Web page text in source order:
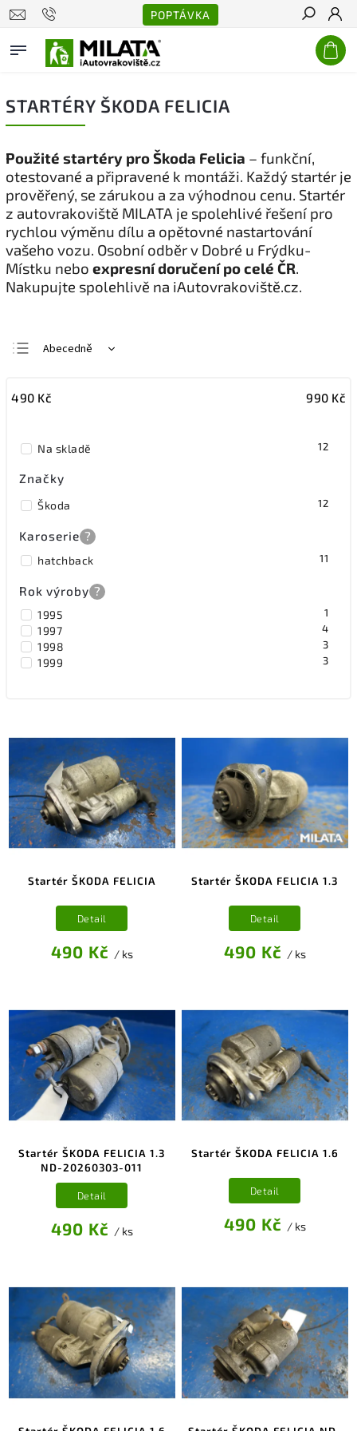
POPTÁVKA
Hledat
STARTÉRY ŠKODA FELICIA
Použité startéry pro Škoda Felicia – funkční,
otestované a připravené k montáži. Každý startér je
prověřený, se zárukou a za výhodnou cenu. Startér
z autovrakoviště MILATA je spolehlivé řešení pro
rychlou výměnu dílu a opětovné nastartování
vašeho vozu. Osobní odběr v Dobré u Frýdku-
Místku nebo expresní doručení po celé ČR.
Nakupujte spolehlivě na iAutovrakoviště.cz.
Abecedně
Nejdražší
490 Kč 990 Kč
Na skladě 12
Značky
Škoda 12
Karoserie ?
hatchback 11
Rok výroby ?
1995 1
1997 4
1998 3
1999 3
Startér ŠKODA FELICIA
490 Kč / ks
Detail
Startér ŠKODA FELICIA 1.3
490 Kč / ks
Detail
Startér ŠKODA FELICIA 1.3
ND-20260303-011
490 Kč / ks
Detail
Startér ŠKODA FELICIA 1.6
490 Kč / ks
Detail